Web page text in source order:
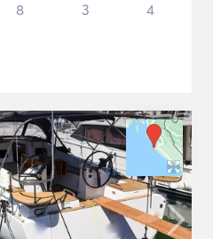
8 3 4